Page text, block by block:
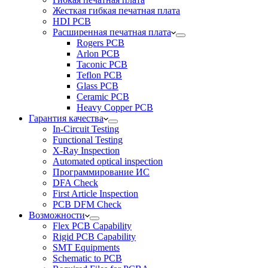
Жесткая гибкая печатная плата
HDI PCB
Расширенная печатная плата
Rogers PCB
Arlon PCB
Taconic PCB
Teflon PCB
Glass PCB
Ceramic PCB
Heavy Copper PCB
Гарантия качества
In-Circuit Testing
Functional Testing
X-Ray Inspection
Automated optical inspection
Программирование ИС
DFA Check
First Article Inspection
PCB DFM Check
Возможности
Flex PCB Capability
Rigid PCB Capability
SMT Equipments
Schematic to PCB